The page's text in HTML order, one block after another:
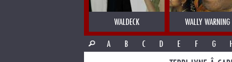
WALDECK WALLY WARNING
A
B C D E F G